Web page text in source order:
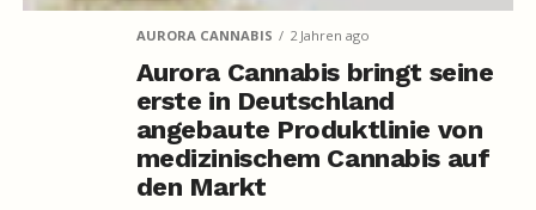
AURORA CANNABIS 2 Jahren ago
Aurora Cannabis bringt seine
erste in Deutschland
angebaute Produktlinie von
medizinischem Cannabis auf
den Markt